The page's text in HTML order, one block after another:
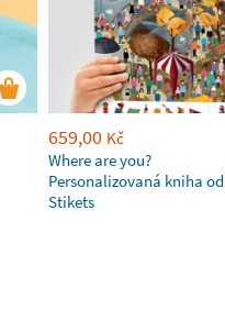
659,00 Kč
Where are you?
Personalizovaná kniha od
Stikets